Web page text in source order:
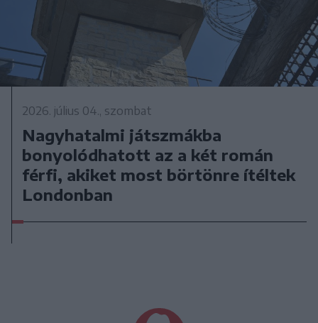
2026. július 04., szombat
Nagyhatalmi játszmákba
bonyolódhatott az a két román
férfi, akiket most börtönre ítéltek
Londonban